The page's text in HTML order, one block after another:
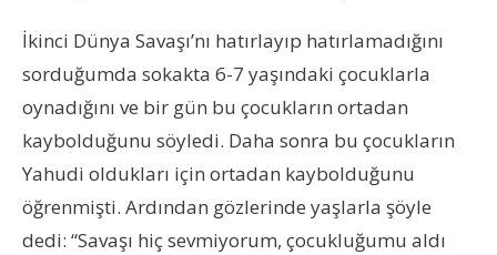
İkinci Dünya Savaşı’nı hatırlayıp hatırlamadığını
sorduğumda sokakta 6-7 yaşındaki çocuklarla
oynadığını ve bir gün bu çocukların ortadan
kaybolduğunu söyledi. Daha sonra bu çocukların
Yahudi oldukları için ortadan kaybolduğunu
öğrenmişti. Ardından gözlerinde yaşlarla şöyle
dedi: “Savaşı hiç sevmiyorum, çocukluğumu aldı